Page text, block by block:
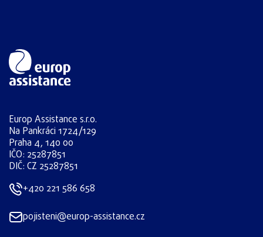
Europ Assistance s.r.o.
Na Pankráci 1724/129
Praha 4, 140 00
IČO: 25287851
DIČ: CZ 25287851
+420 221 586 658
pojisteni@europ-assistance.cz